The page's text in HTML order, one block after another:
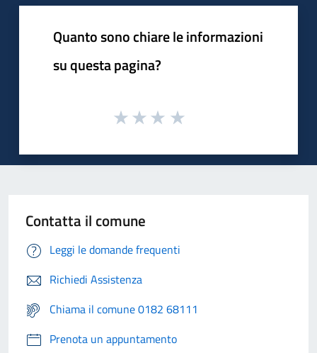
Quanto sono chiare le informazioni
su questa pagina?
Contatta il comune
Leggi le domande frequenti
Richiedi Assistenza
Chiama il comune 0182 68111
Prenota un appuntamento